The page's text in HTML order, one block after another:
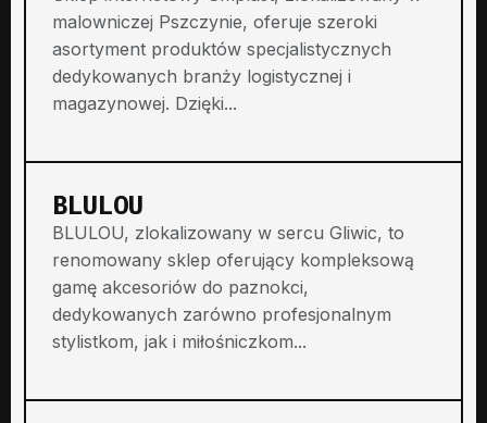
malowniczej Pszczynie, oferuje szeroki
asortyment produktów specjalistycznych
dedykowanych branży logistycznej i
magazynowej. Dzięki...
BLULOU
BLULOU, zlokalizowany w sercu Gliwic, to
renomowany sklep oferujący kompleksową
gamę akcesoriów do paznokci,
dedykowanych zarówno profesjonalnym
stylistkom, jak i miłośniczkom...